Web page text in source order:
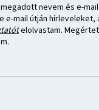
nevem és e-
e-mail útján hírleveleket,
elolvastam.